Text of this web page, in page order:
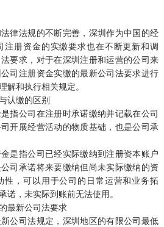
律法规的不断完善，深圳作为中国的经
注册资金的实缴要求也在不断更新和调
要求，对于在深圳注册和运营的公司来
司注册资金实缴的最新公司法要求进行
解和执行相关规定。
认缴的区别
指公司在注册时承诺缴纳并记载在公司
开展经营活动的物质基础，也是公司承
是指公司已经实际缴纳到注册资本账户
司承诺将来要缴纳但尚未实际缴纳的资
性，可以用于公司的日常运营和业务拓
诺，未实际到账前无法使用。
最新公司法要求
公司法规定，深圳地区的有限公司最低